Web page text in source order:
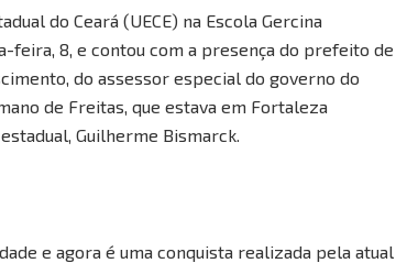
do Ceará (UECE) na Escola Gercina
feira, 8, e contou com a presença do prefeito de
do assessor especial do governo do
de Freitas, que estava em Fortaleza
Guilherme Bismarck.
e agora é uma conquista realizada pela atual